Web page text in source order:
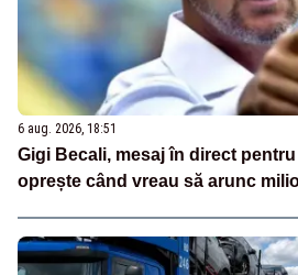
6 aug. 2026, 18:51
Gigi Becali, mesaj în direct pentru
oprește când vreau să arunc